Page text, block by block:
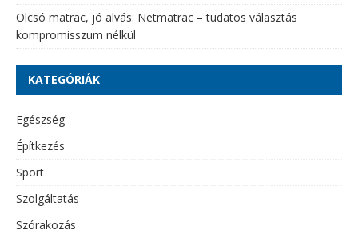
Olcsó matrac, jó alvás: Netmatrac – tudatos választás
kompromisszum nélkül
KATEGÓRIÁK
Egészség
Építkezés
Sport
Szolgáltatás
Szórakozás